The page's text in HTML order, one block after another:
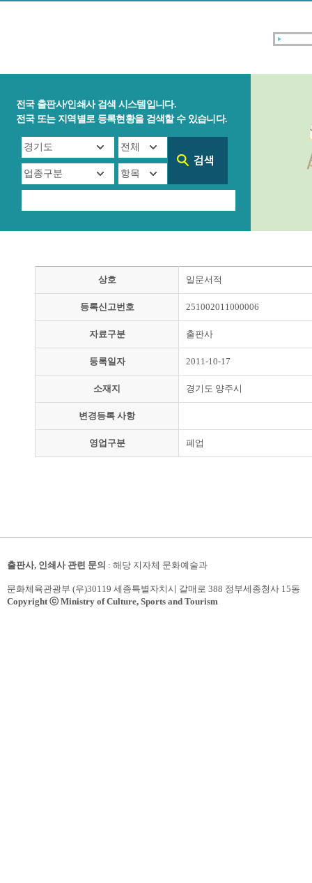
전국 출판사/인쇄사 검색 시스템입니다.
전국 또는 지역별로 등록현황을 검색할 수 있습니다.
상호 일문서적
등록신고번호 251002011000006
자료구분 출판사
등록일자 2011-10-17
소재지 경기도 양주시
변경등록 사항
영업구분 폐업
출판사, 인쇄사 관련 문의 : 해당 지자체 문화예술과
문화체육관광부 (우)30119 세종특별자치시 갈매로 388 정부세종청사 15동
Copyright ⓒ Ministry of Culture, Sports and Tourism